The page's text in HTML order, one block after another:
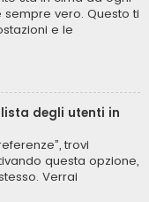
vero. Questo ti
e le
degli utenti in
trovi
questa opzione,
Verrai